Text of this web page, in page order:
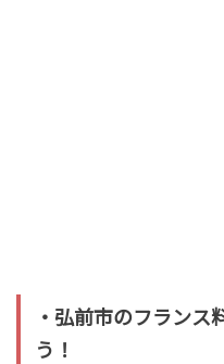
・弘前市のフランス
う！